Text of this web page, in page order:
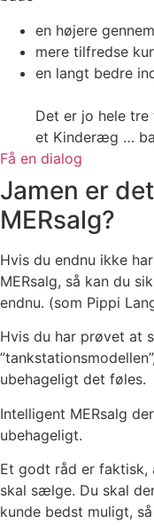
en højere
mere tilfredse
en langt bedre
Det er jo hele
et Kinderæg …
Få en dialog
Jamen er
MERsalg?
Hvis du endnu ikke
MERsalg, så kan du
endnu. (som Pippi
Hvis du har prøvet at
ubehageligt det føles.
Intelligent MERsalg
ubehageligt.
Et godt råd er
skal sælge. Du skal
kunde bedst muligt,